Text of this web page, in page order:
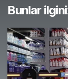
Bunlar